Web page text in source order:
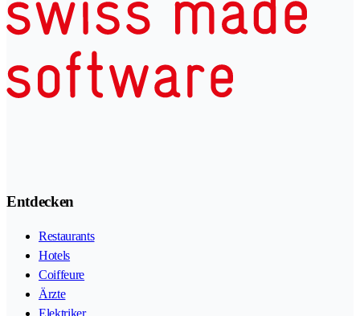
Entdecken
Restaurants
Hotels
Coiffeure
Ärzte
Elektriker